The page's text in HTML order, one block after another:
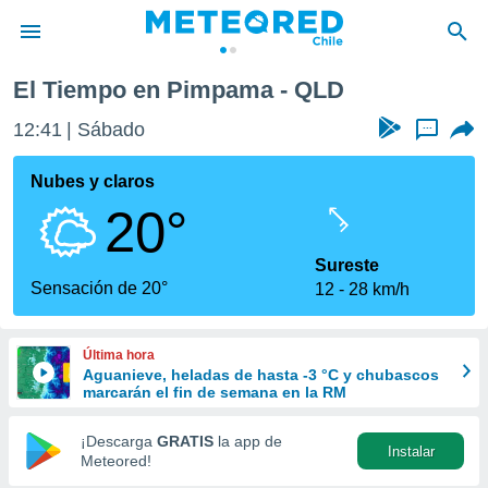
de
por
que se
calidad.
a este
las
y
forma
digital
basada
El Tiempo en Pimpama - QLD
12:41 Sábado ...
Nubes y claros
20°
Sensación de 20°
Sureste
12
28 km/h
Última hora
Aguanieve, heladas de hasta -3 °C y chubascos
marcarán el fin de semana en la RM
¡Descarga GRATIS la app de
Meteored!
Instalar